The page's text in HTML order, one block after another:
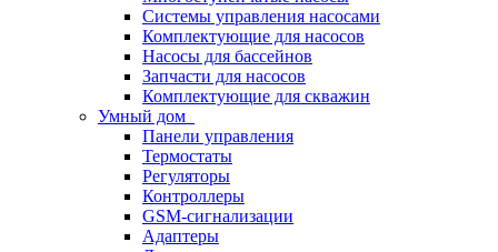
Системы управления насосами
Комплектующие для насосов
Насосы для бассейнов
Запчасти для насосов
Комплектующие для скважин
Умный дом
Панели управления
Термостаты
Регуляторы
Контроллеры
GSM-сигнализации
Адаптеры